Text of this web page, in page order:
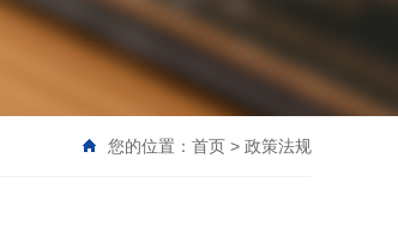
您的位置： 首页 > 政策法规